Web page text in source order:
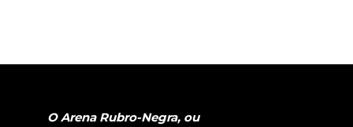
O Arena Rubro-Negra, ou